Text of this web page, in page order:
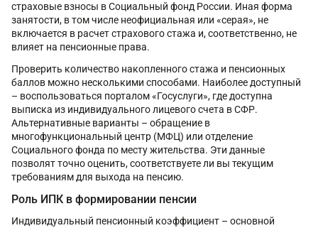
страховые взносы в Социальный фонд России. Иная форма
занятости, в том числе неофициальная или «серая», не
включается в расчет страхового стажа и, соответственно, не
влияет на пенсионные права.
Проверить количество накопленного стажа и пенсионных
баллов можно несколькими способами. Наиболее доступный
– воспользоваться порталом «Госуслуги», где доступна
выписка из индивидуального лицевого счета в СФР.
Альтернативные варианты – обращение в
многофункциональный центр (МФЦ) или отделение
Социального фонда по месту жительства. Эти данные
позволят точно оценить, соответствуете ли вы текущим
требованиям для выхода на пенсию.
Роль ИПК в формировании пенсии
Индивидуальный пенсионный коэффициент – основной